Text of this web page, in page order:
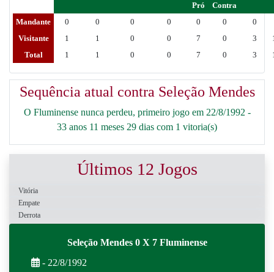
Pró
Contra
Mandante 0 0 0 0 0 0
0
Visitante
1 1 0 0 7 0 3
Total
1 1 0 0 7 0 3
Sequência atual contra Seleção Mendes
O Fluminense nunca perdeu, primeiro jogo em 22/8/1992 -
33 anos 11 meses 29 dias com 1 vitoria(s)
Últimos 12 Jogos
Vitória
Empate
Derrota
Seleção Mendes 0 X 7 Fluminense
- 22/8/1992